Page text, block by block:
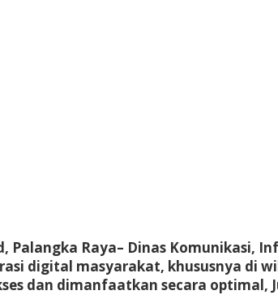
Palangka Raya– Dinas Komunikasi,
digital masyarakat, khususnya di
dan dimanfaatkan secara optimal,